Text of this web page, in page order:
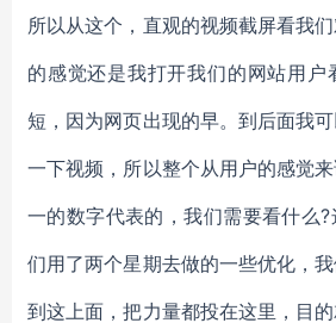
所以从这个，直观的视频截屏看我
的感觉还是我打开我们的网站用户
短，因为网页出现的早。到后面我
一下视频，所以整个从用户的感觉
一的数字代表的，我们需要看什么
们用了两个星期去做的一些优化，
到这上面，把力量都投在这里，目